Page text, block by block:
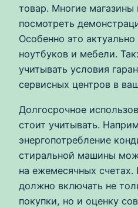
товар. Многие магазины
посмотреть
Особенно это
ноутбуков и мебели.
учитывать условия
сервисных центров в
Долгосрочное
стоит учитывать.
энергопотребление
стиральной машины
на ежемесячных
должно включать не
покупки, но и оценку